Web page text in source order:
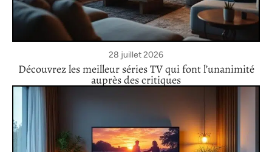
28 juillet 2026
Découvrez les meilleur séries TV qui font l’unanimité
auprès des critiques